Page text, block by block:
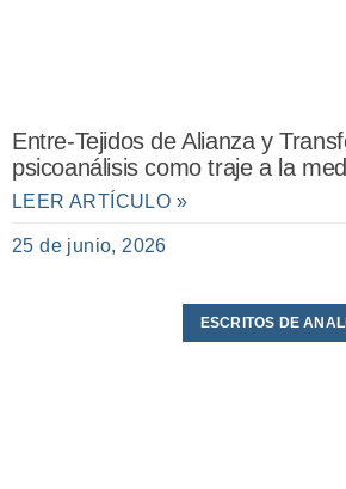
Entre-Tejidos de Alianza y
psicoanálisis como traje a la
LEER ARTÍCULO »
25 de junio, 2026
ESCRITOS DE